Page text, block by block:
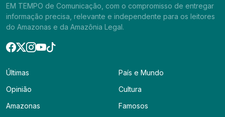
EM TEMPO de Comunicação, com o compromisso de entregar
informação precisa, relevante e independente para os leitores
do Amazonas e da Amazônia Legal.
Últimas
Opinião
Amazonas
País e Mundo
Cultura
Famosos